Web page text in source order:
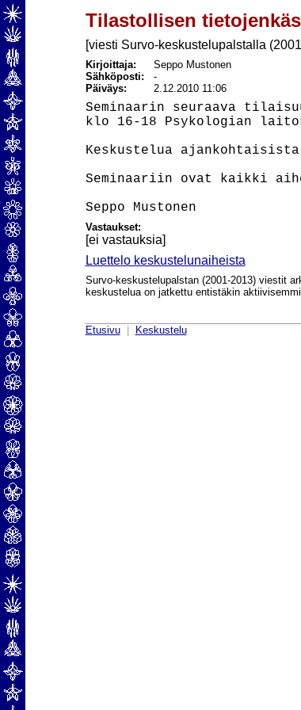
Tilastollisen
[viesti Survo-keskustelupalstalla
Kirjoittaja:
Seppo Mustonen
Sähköposti: -
Päiväys:
2.12.2010 11:06
Seminaarin seuraava
klo 16-18 Psykologian
Keskustelua
Seminaariin ovat kaikki
Vastaukset:
[ei vastauksia]
Luettelo keskustelunaiheista
Survo-keskustelupalstan (2001-2013) viestit
keskustelua on jatkettu entistäkin
Etusivu| Keskustelu